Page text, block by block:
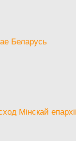
Беларусь
Мінскай